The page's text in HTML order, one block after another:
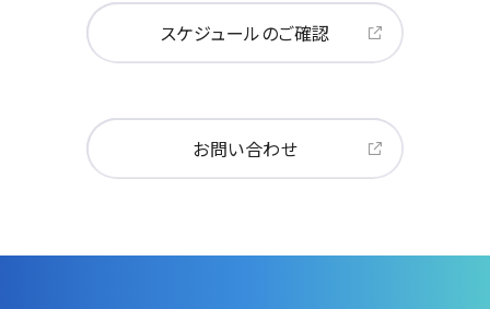
走査電子顕微鏡 (SEM)
集束イオンビーム加工観察装置 (FIB-SEM)
MALDI-TOFMS
GC-TOFMS
スケジュールのご確認
お問い合わせ